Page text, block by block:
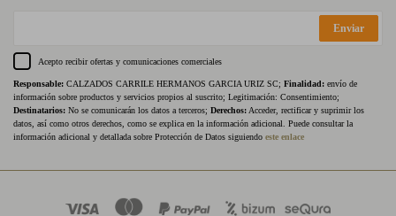
Enviar
Acepto recibir ofertas y comunicaciones comerciales
Responsable: CALZADOS CARRILE HERMANOS GARCIA URIZ SC; Finalidad: envío de
información sobre productos y servicios propios al suscrito; Legitimación: Consentimiento;
Destinatarios: No se comunicarán los datos a terceros; Derechos: Acceder, rectificar y suprimir los
datos, así como otros derechos, como se explica en la información adicional. Puede consultar la
información adicional y detallada sobre Protección de Datos siguiendo este enlace